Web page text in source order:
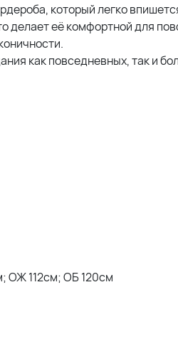
который легко
делает её комфортной для
как повседневных, так и
ОЖ 112см; ОБ 120см